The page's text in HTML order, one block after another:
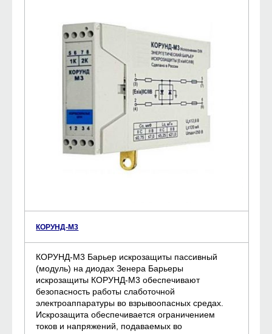
КОРУНД-М3
КОРУНД-М3 Барьер искрозащиты пассивный
(модуль) на диодах Зенера Барьеры
искрозащиты КОРУНД-М3 обеспечивают
безопасность работы слаботочной
электроаппаратуры во взрывоопасных средах.
Искрозащита обеспечивается ограничением
токов и напряжений, подаваемых во